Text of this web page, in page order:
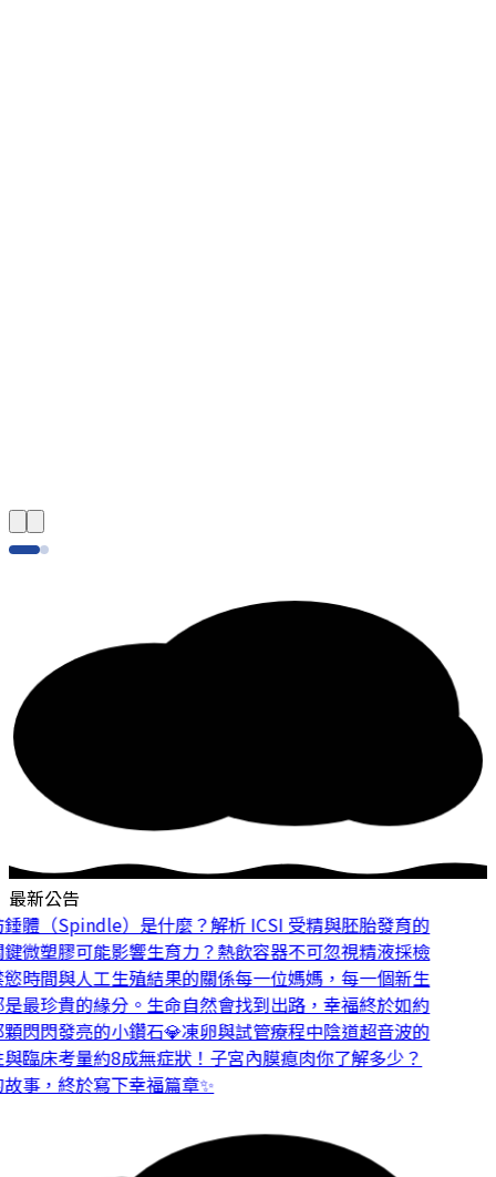
最新公告
體（Spindle）是什麼？解析 ICSI 受精與胚胎發育的
微塑膠可能影響生育力？熱飲容器不可忽視精液採檢
時間與人工生殖結果的關係每一位媽媽，每一個新生
最珍貴的緣分。 生命自然會找到出路，幸福終於如約
閃閃發亮的小鑽石💎凍卵與試管療程中陰道超音波的
臨床考量約8成無症狀！子宮內膜瘜肉你了解多少？
事，終於寫下幸福篇章✨